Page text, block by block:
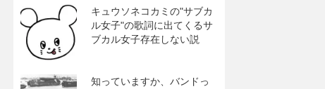
キュウソネコカミの"サブカ
ル女子"の歌詞に出てくるサ
ブカル女子存在しない説
知っていますか、バンドっ